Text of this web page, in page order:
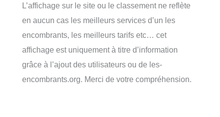
L’affichage sur le site ou le classement ne reflète
en aucun cas les meilleurs services d’un les
encombrants, les meilleurs tarifs etc… cet
affichage est uniquement à titre d’information
grâce à l’ajout des utilisateurs ou de les-
encombrants.org. Merci de votre compréhension.